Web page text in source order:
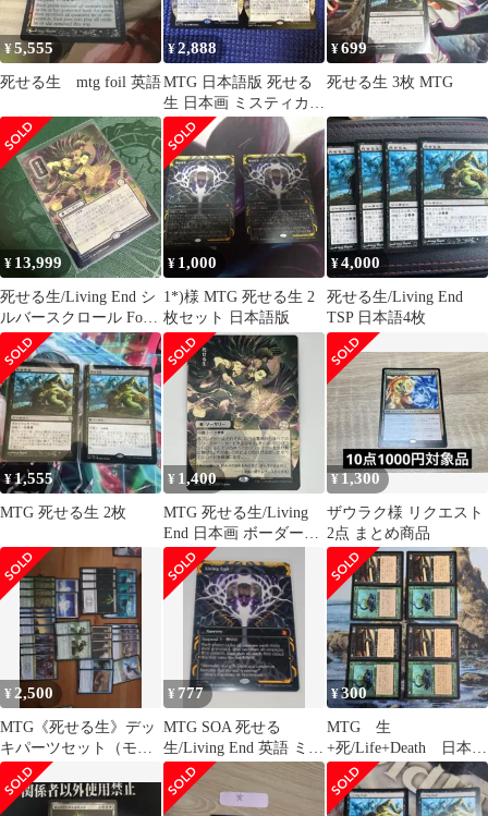
¥5,555
死せる生 mtg foil 英語
¥2,888
MTG 日本語版 死せる
生 日本画 ミスティカル
アーカイブ 2枚
¥699
死せる生 3枚 MTG
¥ 13,999
死せる生/Living End シ
ルバースクロール Foil
日本画
¥ 1,000
1*)様 MTG 死せる生 2
枚セット 日本語版
¥4,000
死せる生/Living End
TSP 日本語4枚
¥1,555
MTG 死せる生 2枚
¥ 1,400
MTG 死せる生/Living
End 日本画 ボーダーレ
ス 日本語1枚 SOA
¥1,300
ザウラク様 リクエスト
2点 まとめ商品
¥ 2,500
MTG《死せる生》デッ
キパーツセット（モダ
ン）
¥ 777
MTG SOA 死せる
生/Living End 英語 ミス
ティカルアーカイブ
¥300
MTG 生
+死/Life+Death 日本
語 4枚セット